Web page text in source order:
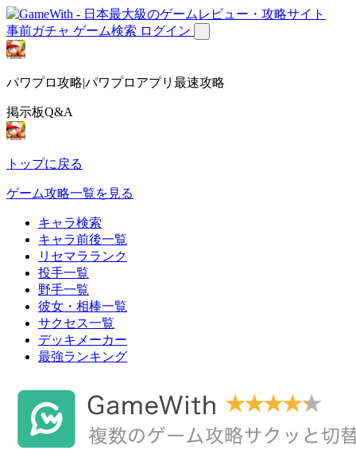
事前ガチャ ゲーム検索 ログイン
パワプロ攻略|パワプロアプリ最速攻略
掲示板Q&A
トップに戻る
ゲーム攻略一覧を見る
キャラ検索
キャラ前後一覧
リセマラランク
投手一覧
野手一覧
彼女・相棒一覧
サクセス一覧
デッキメーカー
最強ランキング